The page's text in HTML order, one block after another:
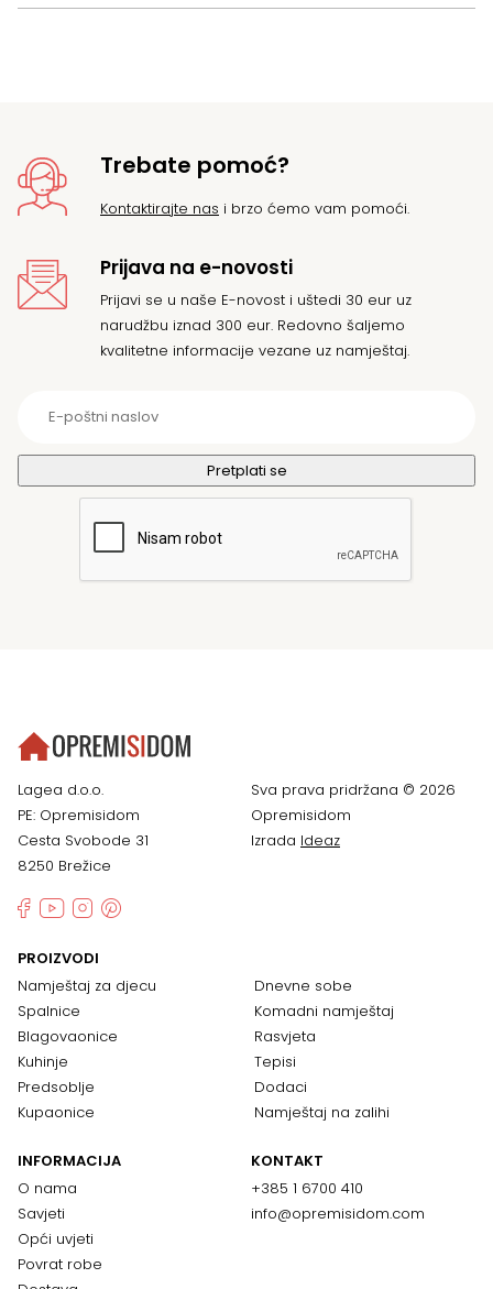
Trebate pomoć?
Kontaktirajte nas i brzo ćemo vam pomoći.
Prijava na e-novosti
Prijavi se u naše E-novost i uštedi 30 eur uz
narudžbu iznad 300 eur. Redovno šaljemo
kvalitetne informacije vezane uz namještaj.
Lagea d.o.o.
PE: Opremisidom
Cesta Svobode 31
8250 Brežice
Sva prava pridržana © 2026
Opremisidom
Izrada Ideaz
PROIZVODI
Namještaj za djecu
Spalnice
Blagovaonice
Kuhinje
Predsoblje
Kupaonice
Dnevne sobe
Komadni namještaj
Rasvjeta
Tepisi
Dodaci
Namještaj na zalihi
INFORMACIJA
O nama
Savjeti
Opći uvjeti
Povrat robe
KONTAKT
+385 1 6700 410
info@opremisidom.com